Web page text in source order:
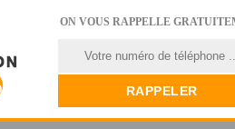
ON VOUS RAPPELLE